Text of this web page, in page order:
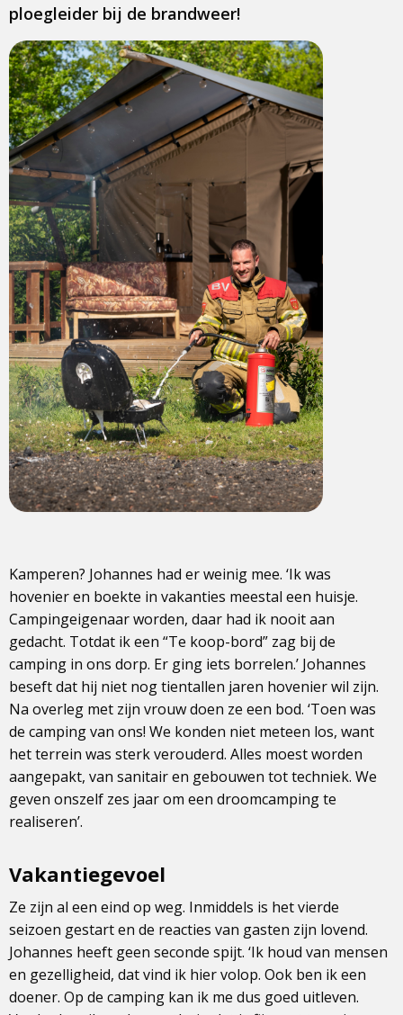
ploegleider bij de brandweer!
Kamperen? Johannes had er weinig mee. ‘Ik was
hovenier en boekte in vakanties meestal een huisje.
Campingeigenaar worden, daar had ik nooit aan
gedacht. Totdat ik een “Te koop-bord” zag bij de
camping in ons dorp. Er ging iets borrelen.’ Johannes
beseft dat hij niet nog tientallen jaren hovenier wil zijn.
Na overleg met zijn vrouw doen ze een bod. ‘Toen was
de camping van ons! We konden niet meteen los, want
het terrein was sterk verouderd. Alles moest worden
aangepakt, van sanitair en gebouwen tot techniek. We
geven onszelf zes jaar om een droomcamping te
realiseren’.
Vakantiegevoel
Ze zijn al een eind op weg. Inmiddels is het vierde
seizoen gestart en de reacties van gasten zijn lovend.
Johannes heeft geen seconde spijt. ‘Ik houd van mensen
en gezelligheid, dat vind ik hier volop. Ook ben ik een
doener. Op de camping kan ik me dus goed uitleven.